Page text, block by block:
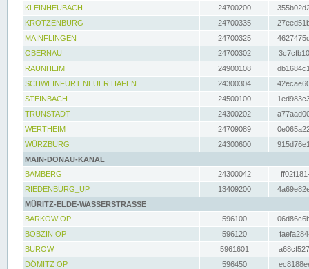
KLEINHEUBACH 24700200
KROTZENBURG
24700335
MAINFLINGEN
24700325
OBERNAU
24700302
RAUNHEIM
24900108
SCHWEINFURT NEUER HAFEN
24300304
STEINBACH
24500100
TRUNSTADT
24300202
WERTHEIM
24709089
WÜRZBURG
24300600
MAIN-DONAU-KANAL
BAMBERG
24300042
RIEDENBURG_UP
13409200
MÜRITZ-ELDE-WASSERSTRASSE
BARKOW OP
596100
BOBZIN OP
596120
BUROW
5961601
DÖMITZ OP
596450